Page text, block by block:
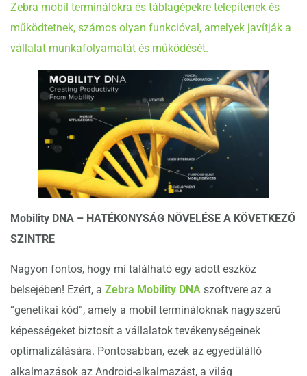
Zebra mobil terminálokra és táblagépekre telepítenek és
működtetnek, számos olyan funkcióval, amelyek javítják a
vállalat munkafolyamatát és működését.
Mobility DNA – HATÉKONYSÁG NÖVELÉSE A KÖVETKEZŐ
SZINTRE
Nagyon fontos, hogy mi található egy adott eszköz
belsejében! Ezért, a Zebra Mobility DNA szoftvere az a
“genetikai kód”, amely a mobil termináloknak nagyszerű
képességeket biztosít a vállalatok tevékenységeinek
optimalizálására. Pontosabban, ezek az egyedülálló
alkalmazások az Android-alkalmazást, a világ